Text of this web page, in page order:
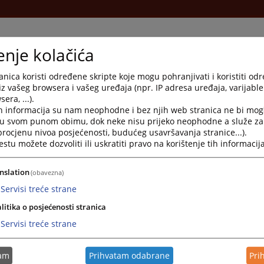
- petak: 07:30 do 15:30
Uvjerenje o nekažnjavanju (prekršajno odjeljenje); Uvjerenje o
ureda; zemljišnoknjižni izvadak
- Sekretar suda
- lokal 27
kolačića
koristi određene skripte koje mogu pohranjivati i koristiti
vašeg browsera i vašeg uređaja (npr. IP adresa uređaja,
...).
informacija su nam neophodne i bez njih web stranica ne bi
svom punom obimu, dok neke nisu prijeko neophodne a služe
nivoa posjećenosti, budućeg usavršavanja stranice...).
možete dozvoliti ili uskratiti pravo na korištenje tih
(obavezna)
Servisi treće strane
o posjećenosti stranica
Servisi treće strane
Prihvatam odabrane